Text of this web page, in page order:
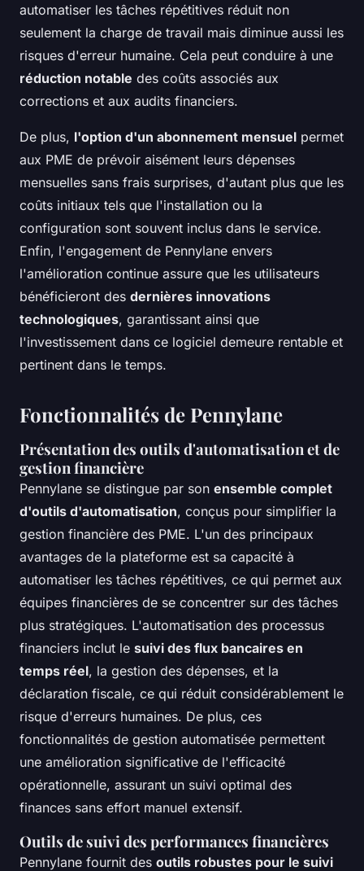
automatiser les tâches répétitives réduit non
seulement la charge de travail mais diminue aussi les
risques d'erreur humaine. Cela peut conduire à une
réduction notable des coûts associés aux
corrections et aux audits financiers.
De plus, l'option d'un abonnement mensuel permet
aux PME de prévoir aisément leurs dépenses
mensuelles sans frais surprises, d'autant plus que les
coûts initiaux tels que l'installation ou la
configuration sont souvent inclus dans le service.
Enfin, l'engagement de Pennylane envers
l'amélioration continue assure que les utilisateurs
bénéficieront des dernières innovations
technologiques, garantissant ainsi que
l'investissement dans ce logiciel demeure rentable et
pertinent dans le temps.
Fonctionnalités de Pennylane
Présentation des outils d'automatisation et de
gestion financière
Pennylane se distingue par son ensemble complet
d'outils d'automatisation, conçus pour simplifier la
gestion financière des PME. L'un des principaux
avantages de la plateforme est sa capacité à
automatiser les tâches répétitives, ce qui permet aux
équipes financières de se concentrer sur des tâches
plus stratégiques. L'automatisation des processus
financiers inclut le suivi des flux bancaires en
temps réel, la gestion des dépenses, et la
déclaration fiscale, ce qui réduit considérablement le
risque d'erreurs humaines. De plus, ces
fonctionnalités de gestion automatisée permettent
une amélioration significative de l'efficacité
opérationnelle, assurant un suivi optimal des
finances sans effort manuel extensif.
Outils de suivi des performances financières
Pennylane fournit des outils robustes pour le suivi